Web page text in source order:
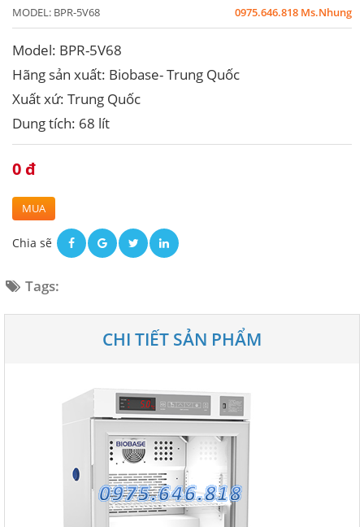
MODEL: BPR-5V68 0975.646.818 Ms.Nhung
Model: BPR-5V68
Hãng sản xuất: Biobase- Trung Quốc
Xuất xứ: Trung Quốc
Dung tích: 68 lít
0 đ
MUA
Chia sẽ
Tags:
CHI TIẾT SẢN PHẨM